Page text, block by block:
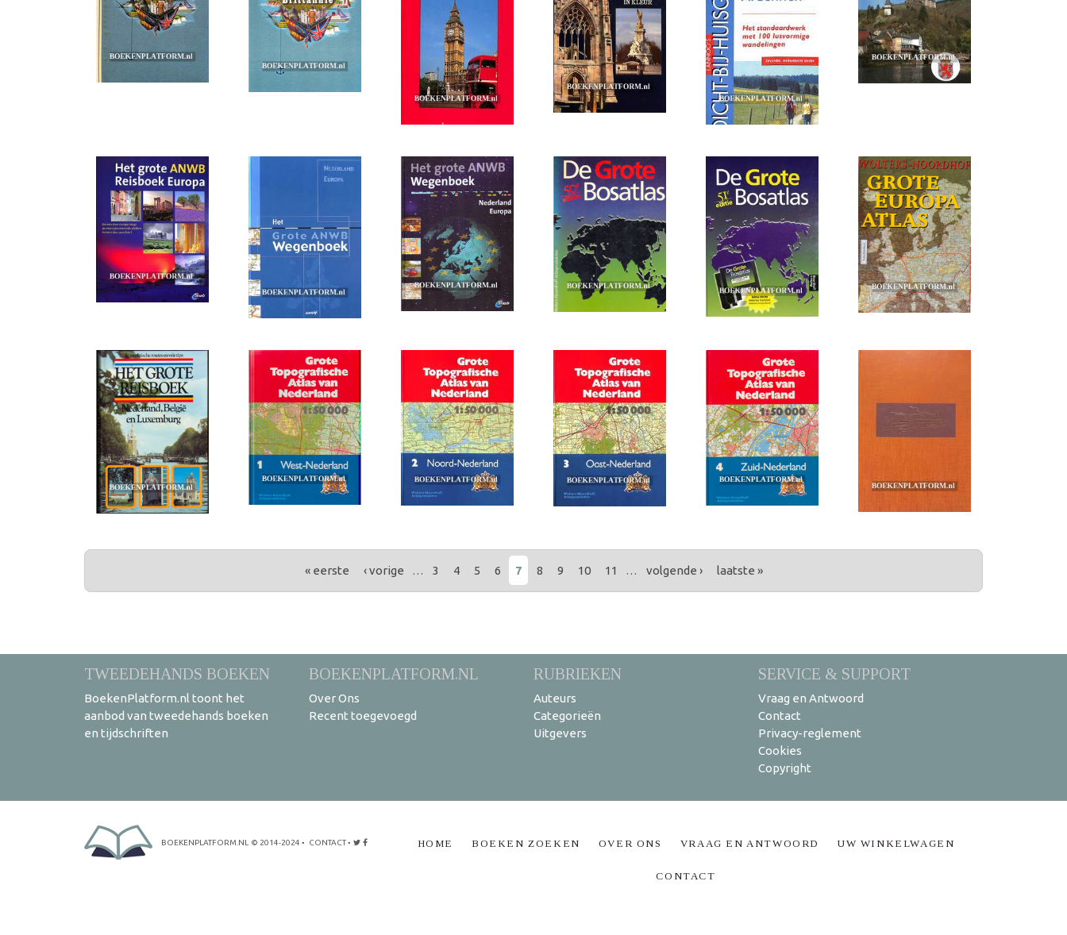
PAGINA'S « eerste ‹ vorige … 3 4 5 6 7 8 9 10 11 … volgende › laatste »
TWEEDEHANDS BOEKEN
BoekenPlatform.nl toont het
aanbod van tweedehands boeken
en tijdschriften
BOEKENPLATFORM.NL
Over Ons
Recent toegevoegd
RUBRIEKEN
Auteurs
Categorieën
Uitgevers
SERVICE & SUPPORT
Vraag en Antwoord
Contact
Privacy-reglement
Cookies
Copyright
BOEKENPLATFORM.NL © 2014-2024 • CONTACT• HOME BOEKEN ZOEKEN OVER ONS VRAAG EN ANTWOORD UW WINKELWAGEN
CONTACT